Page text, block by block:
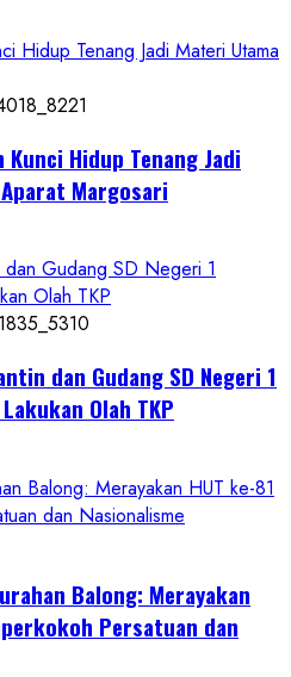
Hidup Tenang Jadi Materi Utama
Hidup Tenang Jadi
Margosari
dan Gudang SD Negeri 1
Olah TKP
dan Gudang SD Negeri 1
Olah TKP
Balong: Merayakan HUT ke-81
dan Nasionalisme
Balong: Merayakan
Persatuan dan